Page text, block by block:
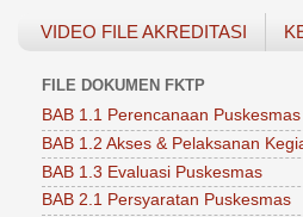
VIDEO FILE AKREDITASI
FILE DOKUMEN FKTP
BAB 1.1 Perencanaan Puskesmas
BAB 1.2 Akses & Pelaksanan
BAB 1.3 Evaluasi Puskesmas
BAB 2.1 Persyaratan Puskesmas